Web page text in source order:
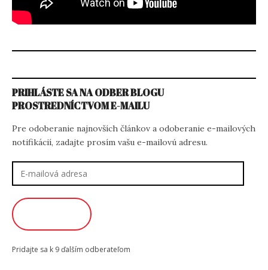
PRIHLÁSTE SA NA ODBER BLOGU
PROSTREDNÍCTVOM E-MAILU
Pre odoberanie najnovších článkov a odoberanie e-mailových
notifikácií, zadajte prosím vašu e-mailovú adresu.
adresa
Pridajte sa k 9 ďalším odberateľom